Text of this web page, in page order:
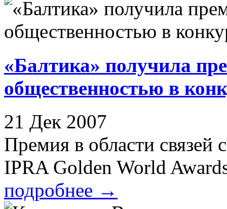
«Балтика» получила
общественностью в
21 Дек 2007
Премия в области
IPRA Golden World
подробнее →